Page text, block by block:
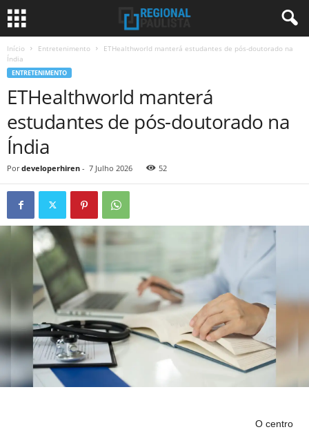
Início Entretenimento
ETHealthworld manterá estudantes de pós-doutorado na
Índia
ENTRETENIMENTO
ETHealthworld manterá
estudantes de pós-doutorado na
Índia
Por developerhiren - 7 Julho 2026 52
O centro